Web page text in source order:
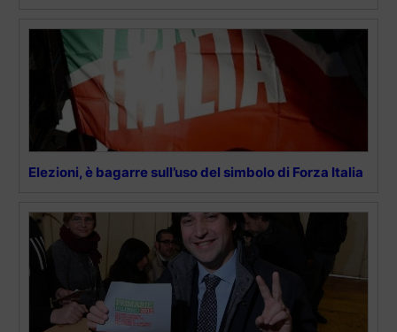
Elezioni, è bagarre sull’uso del simbolo di Forza Italia